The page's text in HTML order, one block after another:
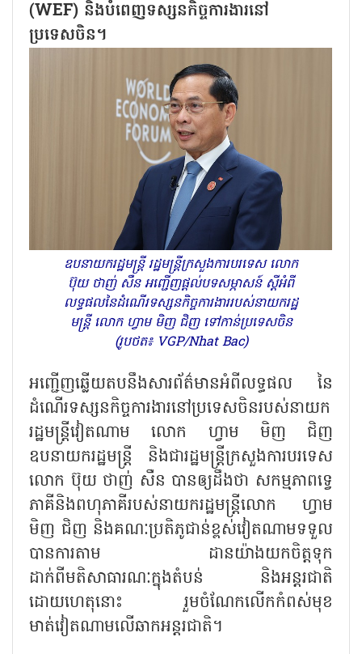
(WEF) និងបំពេញទស្សនកិច្ចការងារនៅ
ប្រទេសចិន។
ឧបនាយករដ្ឋមន្ត្រី រដ្ឋមន្ត្រីក្រសួងការបរទេស លោក
ប៊ុយ ថាញ់ សឺន អញ្ជើញផ្តល់បទសម្ភាសន៍ ស្តីអំពី
លទ្ធផលនៃដំណើរទស្សនកិច្ចការងាររបស់នាយករដ្ឋ
មន្ត្រី លោក ហ្វាម មិញ ជិញ ទៅកាន់ប្រទេសចិន
(រូបថត៖ VGP/Nhat Bac)
អញ្ជើញឆ្លើយតបនឹងសារព័ត៌មានអំពីលទ្ធផល នៃ
ដំណើរទស្សនកិច្ចការងារនៅប្រទេសចិនរបស់នាយក
រដ្ឋមន្ត្រីវៀតណាម លោក ហ្វាម មិញ ជិញ
ឧបនាយករដ្ឋមន្ត្រី និងជារដ្ឋមន្ត្រីក្រសួងការបរទេស
លោក ប៊ុយ ថាញ់ សឺន បានឲ្យដឹងថា សកម្មភាពទ្វេ
ភាគីនិងពហុភាគីរបស់នាយករដ្ឋមន្ត្រីលោក ហ្វាម
មិញ ជិញ និងគណៈប្រតិភូជាន់ខ្ពស់វៀតណាមទទួល
បានការតាម ដានយ៉ាងយកចិត្តទុក
ដាក់ពីមតិសាធារណៈក្នុងតំបន់ និងអន្តរជាតិ
ដោយហេតុនោះ រួមចំណែកលើកកំពស់មុខ
មាត់វៀតណាមលើឆាកអន្តរជាតិ។